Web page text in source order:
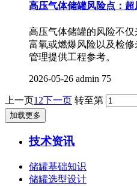
高压气体储罐风险点：
高压气体储罐的风险不
富氧或燃爆风险以及检
管理提供工程参考。
2026-05-26 admin 75
上一页1 2下一页 转至第
加载更多
技术资讯
储罐基础知识
储罐选型设计